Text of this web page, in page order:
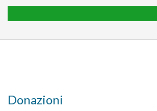
Stato
In
Donazioni